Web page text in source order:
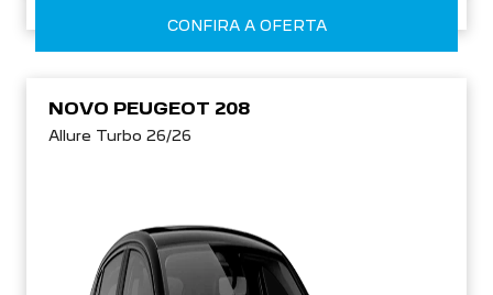
CONFIRA A OFERTA
NOVO PEUGEOT 208
Allure Turbo 26/26